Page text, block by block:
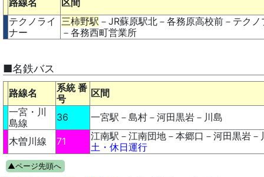
テクノライ
ナー
三柿野駅 －JR蘇原駅北－各務原高校前－テク
－各務西町営業所
■名鉄バス
路線名
系統 番
号
区間
一宮・川
島線
36 一宮駅－島村－河田黒岩－川島
木曽川線 71
江南駅－江南団地－本郷口－河田黒
土・休日運行
▲ページ先頭へ